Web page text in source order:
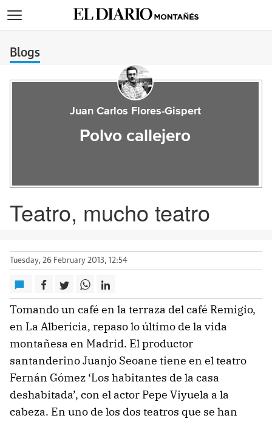
Blogs
Juan Carlos Flores-Gispert
Polvo callejero
Teatro, mucho teatro
Tuesday, 26 February 2013, 12:54
Tomando un café en la terraza del café Remigio,
en La Albericia, repaso lo último de la vida
montañesa en Madrid. El productor
santanderino Juanjo Seoane tiene en el teatro
Fernán Gómez ‘Los habitantes de la casa
deshabitada’, con el actor Pepe Viyuela a la
cabeza. En uno de los dos teatros que se han